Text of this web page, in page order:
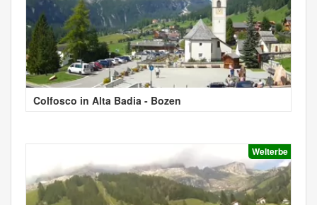
Colfosco in Alta Badia - Bozen
Welterbe